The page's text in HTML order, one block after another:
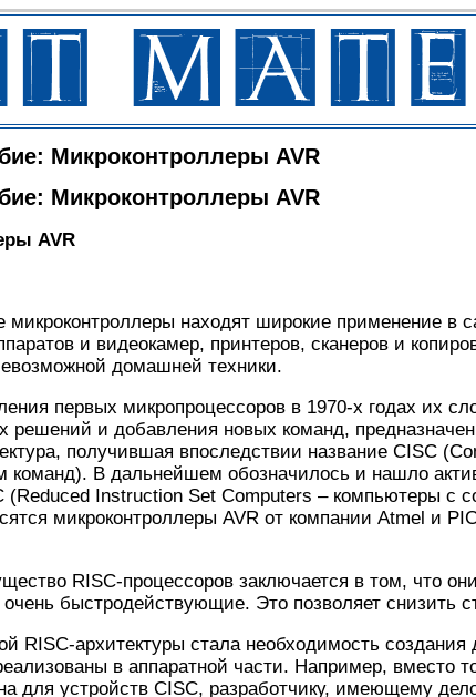
Микроконтроллеры AVR
Микроконтроллеры AVR
AVR
микроконтроллеры находят широкие применение в
и видеокамер, принтеров, сканеров и
домашней техники.
первых микропроцессоров в 1970-х годах их
решений и добавления новых команд,
получившая впоследствии название CISC
В дальнейшем обозначилось и нашло
(Reduced Instruction Set Computers – компьютеры с
микроконтроллеры AVR от компании Atmel и
RISC-процессоров заключается в том, что
очень быстродействующие. Это позволяет снизить
RISC-архитектуры стала необходимость
в аппаратной части. Например, вместо
для устройств CISC, разработчику, имеющему